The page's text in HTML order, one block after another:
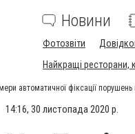
Новини
Фотозвіти
Найкращі ресторани,
автоматичної фіксації порушень
14:16, 30 листопада 2020 р.